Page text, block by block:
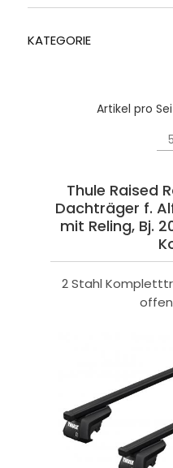
KATEGORIE
Artikel pro
Thule Raised
Dachträger f.
mit Reling, Bj.
2 Stahl